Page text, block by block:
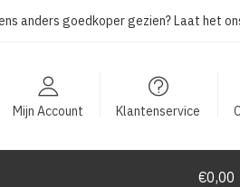
anders goedkoper gezien?Laat het
Mijn Account Klantenservice
€0,00